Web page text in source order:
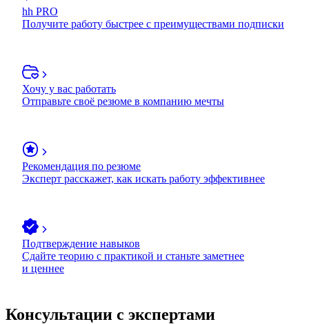
hh PRO
Получите работу быстрее с преимуществами подписки
Хочу у вас работать
Отправьте своё резюме в компанию мечты
Рекомендация по резюме
Эксперт расскажет, как искать работу эффективнее
Подтверждение навыков
Сдайте теорию с практикой и станьте заметнее
и ценнее
Консультации с экспертами